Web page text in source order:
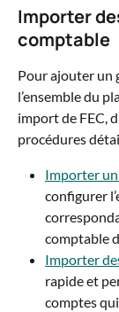
Importer
comptable
Pour ajouter un
l’ensemble du
import de FEC,
procédures
Importer un
configurer
comptable
Importer
rapide et
comptes